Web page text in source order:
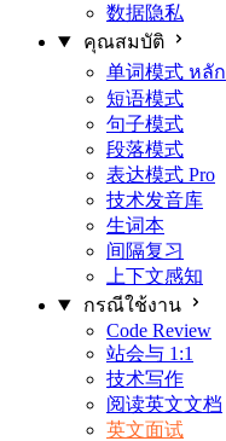
数据隐私
คุณสมบัติ
单词模式 หลัก
短语模式
句子模式
段落模式
表达模式 Pro
技术发音库
生词本
间隔复习
上下文感知
กรณีใช้งาน
Code Review
站会与 1:1
技术写作
阅读英文文档
英文面试